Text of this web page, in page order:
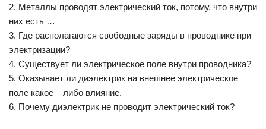
2. Металлы проводят электрический ток, потому, что внутри
них есть …
3. Где располагаются свободные заряды в проводнике при
электризации?
4. Существует ли электрическое поле внутри проводника?
5. Оказывает ли диэлектрик на внешнее электрическое
поле какое – либо влияние.
6. Почему диэлектрик не проводит электрический ток?